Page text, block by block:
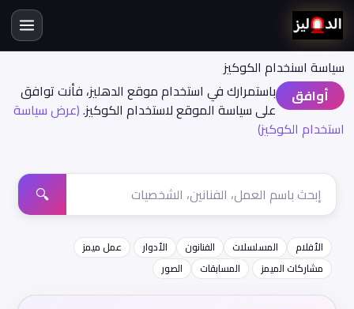
سياسة اسنخدام الكوكيز
أوافق
باستمرارك في استخدام موقع الدهليز، فأنت توافق
على سياسة الموقع لاستخدام الكوكيز.(عرض سياسة
استخدام الكوكيز)
🔍
الأفلام المسلسلات الفنانون الأدوار
عمل ميمز
مشاركات الميمز
المسابقات الصور